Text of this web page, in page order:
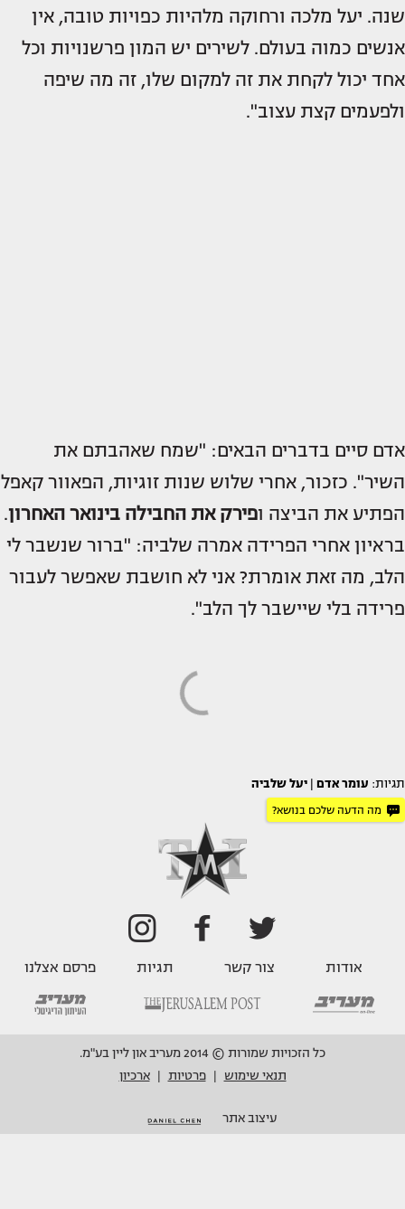
שנה. יעל מלכה ורחוקה מלהיות כפויות טובה, אין
אנשים כמוה בעולם. לשירים יש המון פרשנויות וכל
אחד יכול לקחת את זה למקום שלו, זה מה שיפה
ולפעמים קצת עצוב".
אדם סיים בדברים הבאים: "שמח שאהבתם את
השיר". כזכור, אחרי שלוש שנות זוגיות, הפאוור קאפל
הפתיע את הביצה ופירק את החבילה בינואר האחרון.
בראיון אחרי הפרידה אמרה שלביה: "ברור שנשבר לי
הלב, מה זאת אומרת? אני לא חושבת שאפשר לעבור
פרידה בלי שיישבר לך הלב".
תגיות: עומר אדם יעל שלביה
מה הדעה שלכם בנושא?
אודות צור קשר תגיות פרסם אצלנו
כל הזכויות שמורות © 2014 מעריב און ליין בע"מ.
תנאי שימוש
פרטיות ארכיון
עיצוב אתר